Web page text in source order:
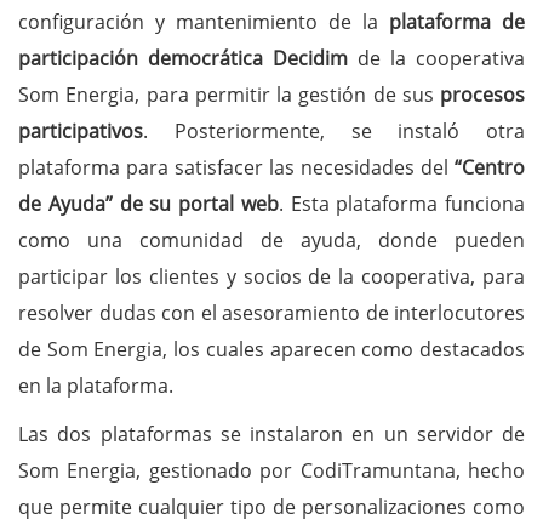
configuración y mantenimiento de la plataforma de
participación democrática Decidim de la cooperativa
Som Energia, para permitir la gestión de sus procesos
participativos. Posteriormente, se instaló otra
plataforma para satisfacer las necesidades del “Centro
de Ayuda” de su portal web. Esta plataforma funciona
como una comunidad de ayuda, donde pueden
participar los clientes y socios de la cooperativa, para
resolver dudas con el asesoramiento de interlocutores
de Som Energia, los cuales aparecen como destacados
en la plataforma.
Las dos plataformas se instalaron en un servidor de
Som Energia, gestionado por CodiTramuntana, hecho
que permite cualquier tipo de personalizaciones como